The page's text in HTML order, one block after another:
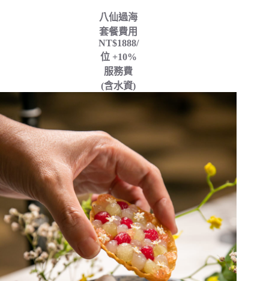
八仙過海
套餐費用
NT$1888/
位 +10%
服務費
(含水資)